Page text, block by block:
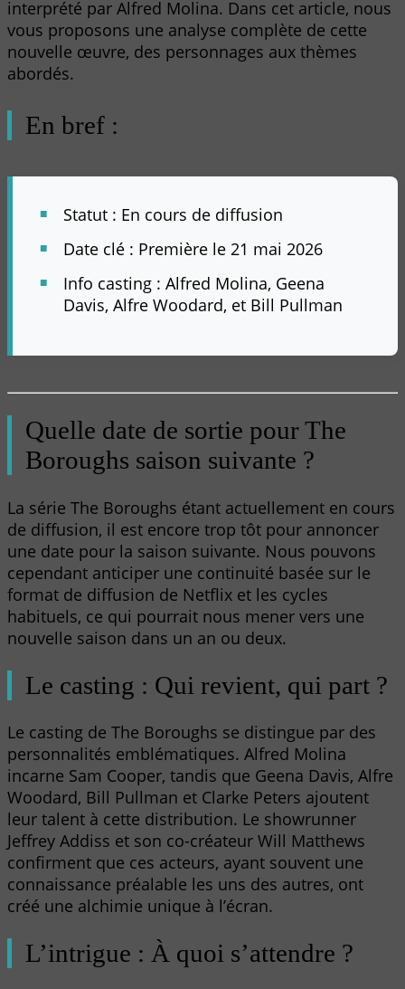
interprété par Alfred Molina. Dans cet article, nous
vous proposons une analyse complète de cette
nouvelle œuvre, des personnages aux thèmes
abordés.
En bref :
Statut : En cours de diffusion
Date clé : Première le 21 mai 2026
Info casting : Alfred Molina, Geena
Davis, Alfre Woodard, et Bill Pullman
Quelle date de sortie pour The
Boroughs saison suivante ?
La série The Boroughs étant actuellement en cours
de diffusion, il est encore trop tôt pour annoncer
une date pour la saison suivante. Nous pouvons
cependant anticiper une continuité basée sur le
format de diffusion de Netflix et les cycles
habituels, ce qui pourrait nous mener vers une
nouvelle saison dans un an ou deux.
Le casting : Qui revient, qui part ?
Le casting de The Boroughs se distingue par des
personnalités emblématiques. Alfred Molina
incarne Sam Cooper, tandis que Geena Davis, Alfre
Woodard, Bill Pullman et Clarke Peters ajoutent
leur talent à cette distribution. Le showrunner
Jeffrey Addiss et son co-créateur Will Matthews
confirment que ces acteurs, ayant souvent une
connaissance préalable les uns des autres, ont
créé une alchimie unique à l’écran.
L’intrigue : À quoi s’attendre ?